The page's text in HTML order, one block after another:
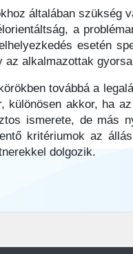
általában szükség
a
esetén
az alkalmazottak
továbbá a
különösen akkor, ha
ismerete, de más
kritériumok az
dolgozik.